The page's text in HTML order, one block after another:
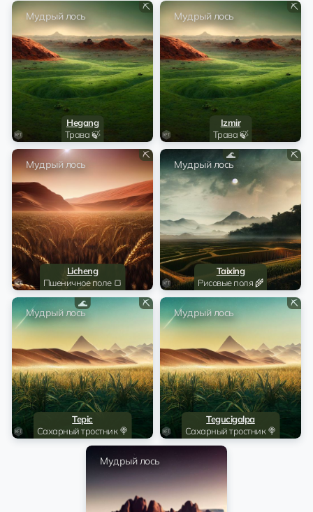
Hegang
Трава 🍃
Мудрый лось
⛏️
Izmir
Трава 🍃
Мудрый лось
⛏️
Licheng
Пшеничное поле 🍞
Мудрый лось
⛏️
Taixing
Рисовые поля 🌾
Мудрый лось
⛏️
🌊
Tepic
Сахарный тростник 🍭
Мудрый лось
⛏️
🌊
Tegucigalpa
Сахарный тростник 🍭
Мудрый лось
⛏️
Мудрый лось